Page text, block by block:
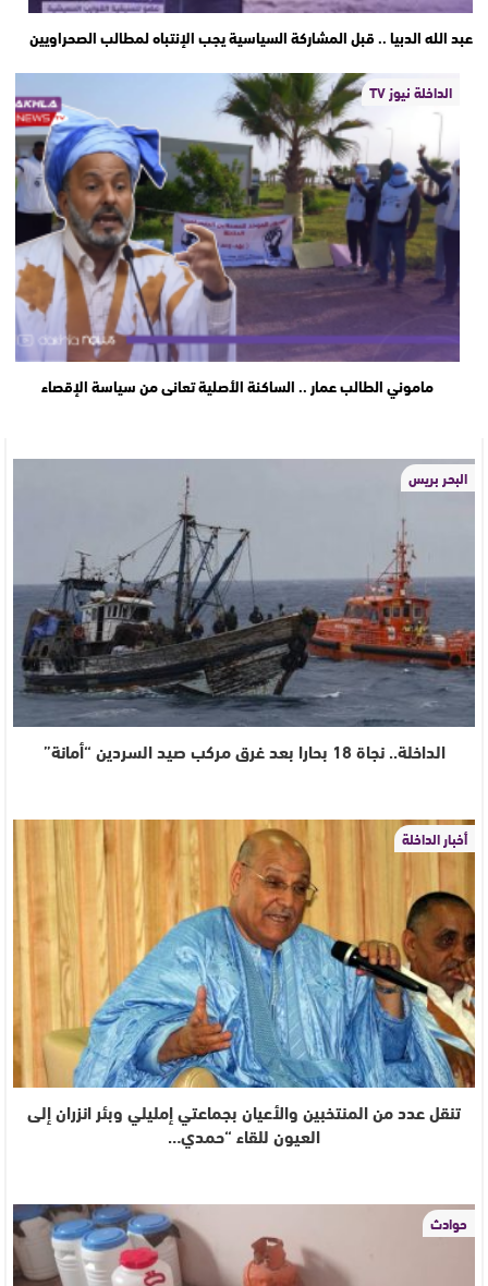
عبد الله الدبيا .. قبل المشاركة السياسية يجب الإنتباه لمطالب الصحراويين
الداخلة نيوز TV
ماموني الطالب عمار .. الساكنة الأصلية تعانى من سياسة الإقصاء
البحر بريس
الداخلة.. نجاة 18 بحارا بعد غرق مركب صيد السردين “أمانة”
أخبار الداخلة
تنقل عدد من المنتخبين والأعيان بجماعتي إمليلي وبئر انزران إلى
العيون للقاء “حمدي…
حوادث